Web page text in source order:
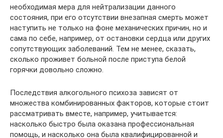
необходимая мера для нейтрализации данного
состояния, при его отсутствии внезапная смерть может
наступить не только на фоне механических причин, но и
сама по себе, например, от остановки сердца или других
сопутствующих заболеваний. Тем не менее, сказать,
сколько проживет больной после приступа белой
горячки довольно сложно.
Последствия алкогольного психоза зависят от
множества комбинированных факторов, которые стоит
рассматривать вместе, например, учитывается:
насколько быстро была оказана профессиональная
помощь, и насколько она была квалифицированной и